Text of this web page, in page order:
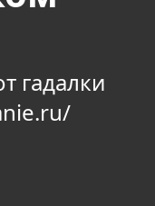
гадалки